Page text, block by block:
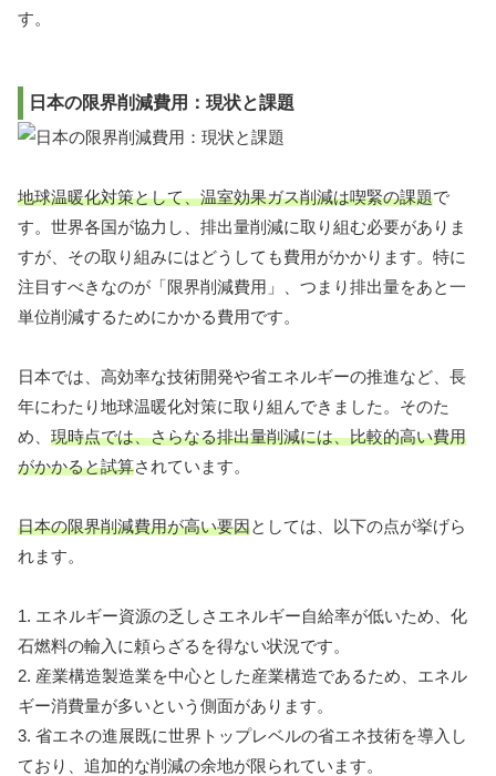
す。
日本の限界削減費用：現状と課題
地球温暖化対策として、温室効果ガス削減は喫緊の課題で
す。世界各国が協力し、排出量削減に取り組む必要がありま
すが、その取り組みにはどうしても費用がかかります。特に
注目すべきなのが「限界削減費用」、つまり排出量をあと一
単位削減するためにかかる費用です。
日本では、高効率な技術開発や省エネルギーの推進など、長
年にわたり地球温暖化対策に取り組んできました。そのた
め、 現時点では、さらなる排出量削減には、比較的高い費用
がかかると試算されています。
日本の限界削減費用が高い要因としては、以下の点が挙げら
れます。
1. エネルギー資源の乏しさエネルギー自給率が低いため、化
石燃料の輸入に頼らざるを得ない状況です。
2. 産業構造製造業を中心とした産業構造であるため、エネル
ギー消費量が多いという側面があります。
3. 省エネの進展既に世界トップレベルの省エネ技術を導入し
ており、追加的な削減の余地が限られています。